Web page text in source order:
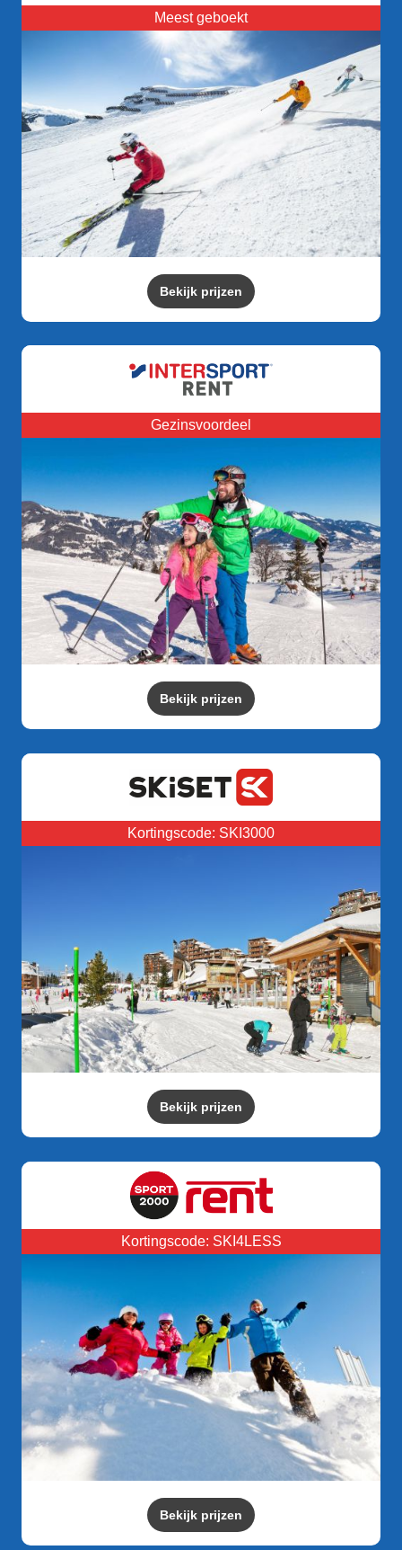
Meest geboekt
Bekijk prijzen
Gezinsvoordeel
Bekijk prijzen
Kortingscode: SKI3000
Bekijk prijzen
Kortingscode: SKI4LESS
Bekijk prijzen